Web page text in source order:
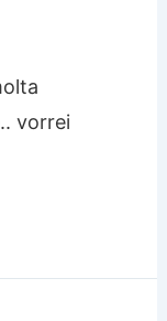
vorrei